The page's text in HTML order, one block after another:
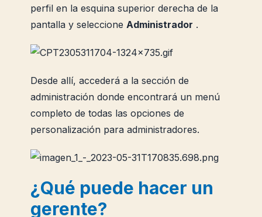
perfil en la esquina superior derecha de la
pantalla y seleccione Administrador .
Desde allí, accederá a la sección de
administración donde encontrará un menú
completo de todas las opciones de
personalización para administradores.
¿Qué puede hacer un
gerente?